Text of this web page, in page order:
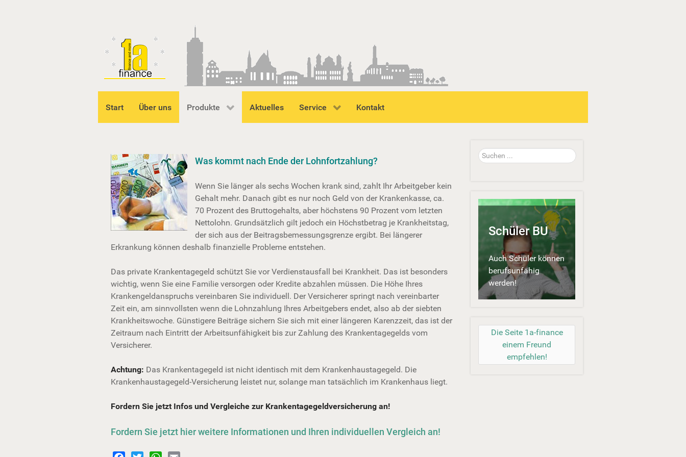
Start Über uns Produkte Aktuelles Service Kontakt
Was kommt nach Ende der Lohnfortzahlung?
Wenn Sie länger als sechs Wochen krank sind, zahlt Ihr Arbeitgeber kein
Gehalt mehr. Danach gibt es nur noch Geld von der Krankenkasse, ca.
70 Prozent des Bruttogehalts, aber höchstens 90 Prozent vom letzten
Nettolohn. Grundsätzlich gilt jedoch ein Höchstbetrag je Krankheitstag,
der sich aus der Beitragsbemessungsgrenze ergibt. Bei längerer
Erkrankung können deshalb finanzielle Probleme entstehen.
Das private Krankentagegeld schützt Sie vor Verdienstausfall bei Krankheit. Das ist besonders
wichtig, wenn Sie eine Familie versorgen oder Kredite abzahlen müssen. Die Höhe Ihres
Krankengeldanspruchs vereinbaren Sie individuell. Der Versicherer springt nach vereinbarter
Zeit ein, am sinnvollsten wenn die Lohnzahlung Ihres Arbeitgebers endet, also ab der siebten
Krankheitswoche. Günstigere Beiträge sichern Sie sich mit einer längeren Karenzzeit, das ist der
Zeitraum nach Eintritt der Arbeitsunfähigkeit bis zur Zahlung des Krankentagegelds vom
Versicherer.
Achtung: Das Krankentagegeld ist nicht identisch mit dem Krankenhaustagegeld. Die
Krankenhaustagegeld-Versicherung leistet nur, solange man tatsächlich im Krankenhaus liegt.
Fordern Sie jetzt Infos und Vergleiche zur Krankentagegeldver­si­che­rung an!
Fordern Sie jetzt hier weitere Informationen und Ihren individuellen Vergleich an!
Suchen
Schüler BU
Auch Schüler können
berufsunfähig
werden!
Die Seite 1a-finance
einem Freund
empfehlen!